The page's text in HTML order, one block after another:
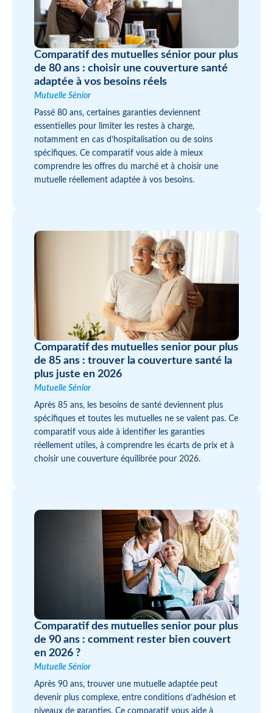
Comparatif des mutuelles sénior pour plus
de 80 ans : choisir une couverture santé
adaptée à vos besoins réels
Mutuelle Sénior
Passé 80 ans, certaines garanties deviennent
essentielles pour limiter les restes à charge,
notamment en cas d’hospitalisation ou de soins
spécifiques. Ce comparatif vous aide à mieux
comprendre les offres du marché et à choisir une
mutuelle réellement adaptée à vos besoins.
Comparatif des mutuelles senior pour plus
de 85 ans : trouver la couverture santé la
plus juste en 2026
Mutuelle Sénior
Après 85 ans, les besoins de santé deviennent plus
spécifiques et toutes les mutuelles ne se valent pas. Ce
comparatif vous aide à identifier les garanties
réellement utiles, à comprendre les écarts de prix et à
choisir une couverture équilibrée pour 2026.
Comparatif des mutuelles senior pour plus
de 90 ans : comment rester bien couvert
en 2026 ?
Mutuelle Sénior
Après 90 ans, trouver une mutuelle adaptée peut
devenir plus complexe, entre conditions d’adhésion et